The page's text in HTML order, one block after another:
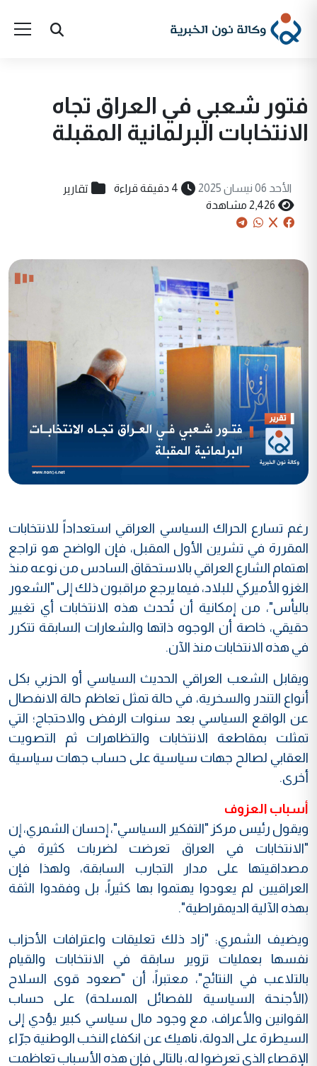
فتور شعبي في العراق تجاه
الانتخابات البرلمانية المقبلة
الأحد 06 نيسان 2025 4 دقيقة قراءة تقارير
2,426 مشاهدة
رغم تسارع الحراك السياسي العراقي استعداداً للانتخابات
المقررة في تشرين الأول المقبل، فإن الواضح هو تراجع
اهتمام الشارع العراقي بالاستحقاق السادس من نوعه منذ
الغزو الأميركي للبلاد، فيما يرجع مراقبون ذلك إلى "الشعور
باليأس"، من إمكانية أن تُحدث هذه الانتخابات أي تغيير
حقيقي، خاصة أن الوجوه ذاتها والشعارات السابقة تتكرر
في هذه الانتخابات منذ الآن.
ويقابل الشعب العراقي الحديث السياسي أو الحزبي بكل
أنواع التندر والسخرية، في حالة تمثل تعاظم حالة الانفصال
عن الواقع السياسي بعد سنوات الرفض والاحتجاج؛ التي
تمثلت بمقاطعة الانتخابات والتظاهرات ثم التصويت
العقابي لصالح جهات سياسية على حساب جهات سياسية
أخرى.
أسباب العزوف
ويقول رئيس مركز "التفكير السياسي"، إحسان الشمري، إن
"الانتخابات في العراق تعرضت لضربات كثيرة في
مصداقيتها على مدار التجارب السابقة، ولهذا فإن
العراقيين لم يعودوا يهتموا بها كثيراً، بل وفقدوا الثقة
بهذه الآلية الديمقراطية".
ويضيف الشمري: "زاد ذلك تعليقات واعترافات الأحزاب
نفسها بعمليات تزوير سابقة في الانتخابات والقيام
بالتلاعب في النتائج"، معتبراً، أن "صعود قوى السلاح
(الأجنحة السياسية للفصائل المسلحة) على حساب
القوانين والأعراف، مع وجود مال سياسي كبير يؤدي إلى
السيطرة على الدولة، ناهيك عن انكفاء النخب الوطنية جرّاء
الإقصاء الذي تعرضوا له، بالتالي فإن هذه الأسباب تعاظمت